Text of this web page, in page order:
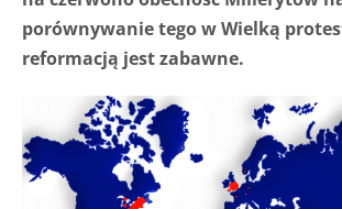
porównywanie tego w Wielką
reformacją jest zabawne.